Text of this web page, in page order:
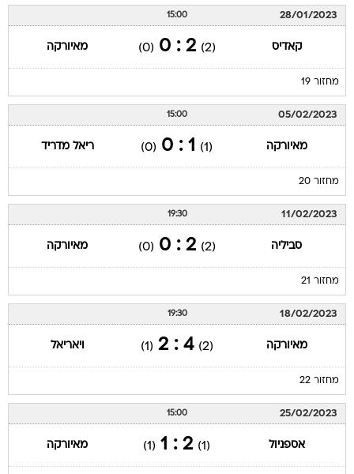
28/01/2023
15:00
קאדיס (2)
2 : 0
(0) מאיורקה
מחזור 19
05/02/2023
15:00
מאיורקה (1)
1 : 0
(0) ריאל מדריד
מחזור 20
11/02/2023
19:30
סביליה (2)
2 : 0
(0) מאיורקה
מחזור 21
18/02/2023
19:30
מאיורקה (2)
4 : 2
(1) ויאריאל
מחזור 22
25/02/2023
15:00
אספניול (1)
2 : 1
(1) מאיורקה